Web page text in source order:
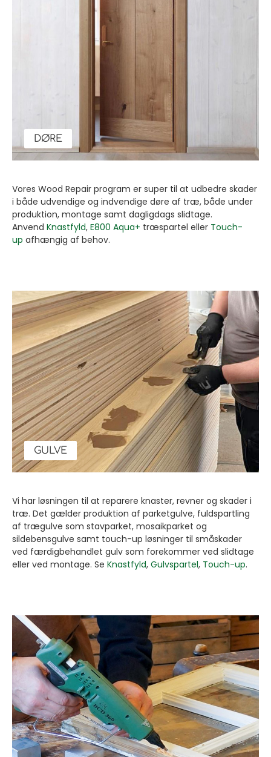
DØRE
Vores Wood Repair program er super til at udbedre skader
i både udvendige og indvendige døre af træ, både under
produktion, montage samt dagligdags slidtage.
Anvend Knastfyld, E800 Aqua+ træspartel eller Touch-
up afhængig af behov.
GULVE
Vi har løsningen til at reparere knaster, revner og skader i
træ. Det gælder produktion af parketgulve, fuldspartling
af trægulve som stavparket, mosaikparket og
sildebensgulve samt touch-up løsninger til småskader
ved færdigbehandlet gulv som forekommer ved slidtage
eller ved montage. Se Knastfyld, Gulvspartel, Touch-up.